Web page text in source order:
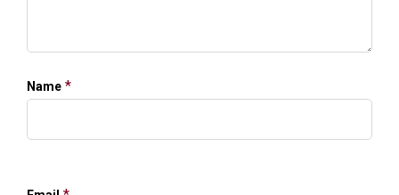
Name *